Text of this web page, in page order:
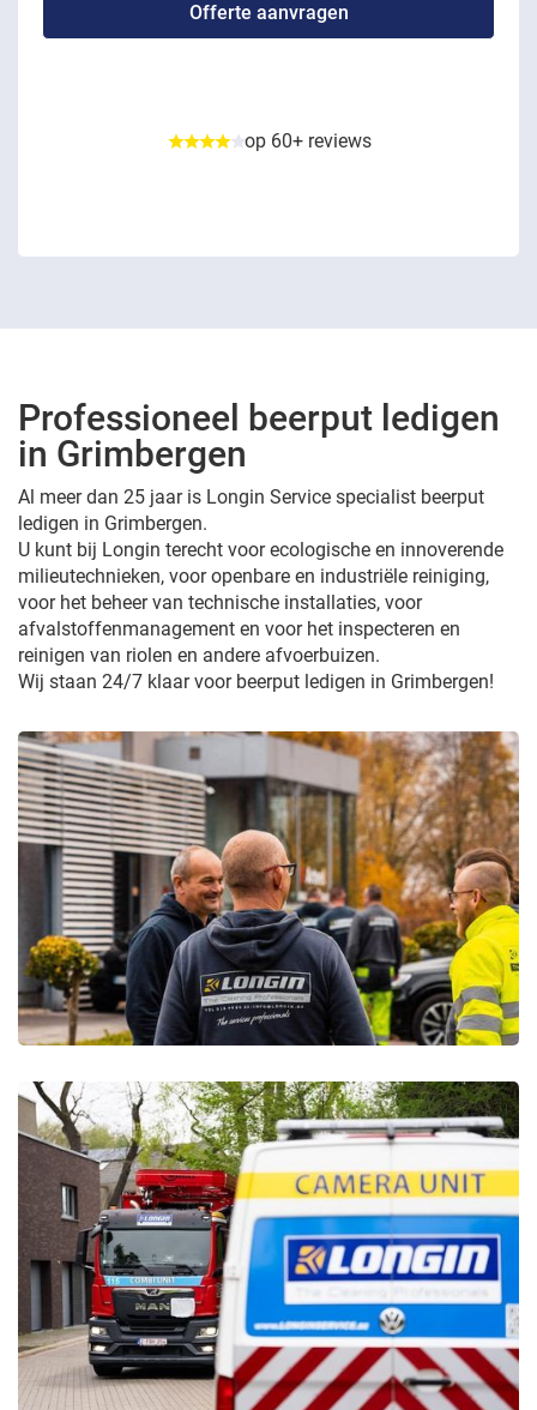
op 60+ reviews
Professioneel beerput ledigen
in Grimbergen
Al meer dan 25 jaar is Longin Service specialist beerput
ledigen in Grimbergen.
U kunt bij Longin terecht voor ecologische en innoverende
milieutechnieken, voor openbare en industriële reiniging,
voor het beheer van technische installaties, voor
afvalstoffenmanagement en voor het inspecteren en
reinigen van riolen en andere afvoerbuizen.
Wij staan 24/7 klaar voor beerput ledigen in Grimbergen!